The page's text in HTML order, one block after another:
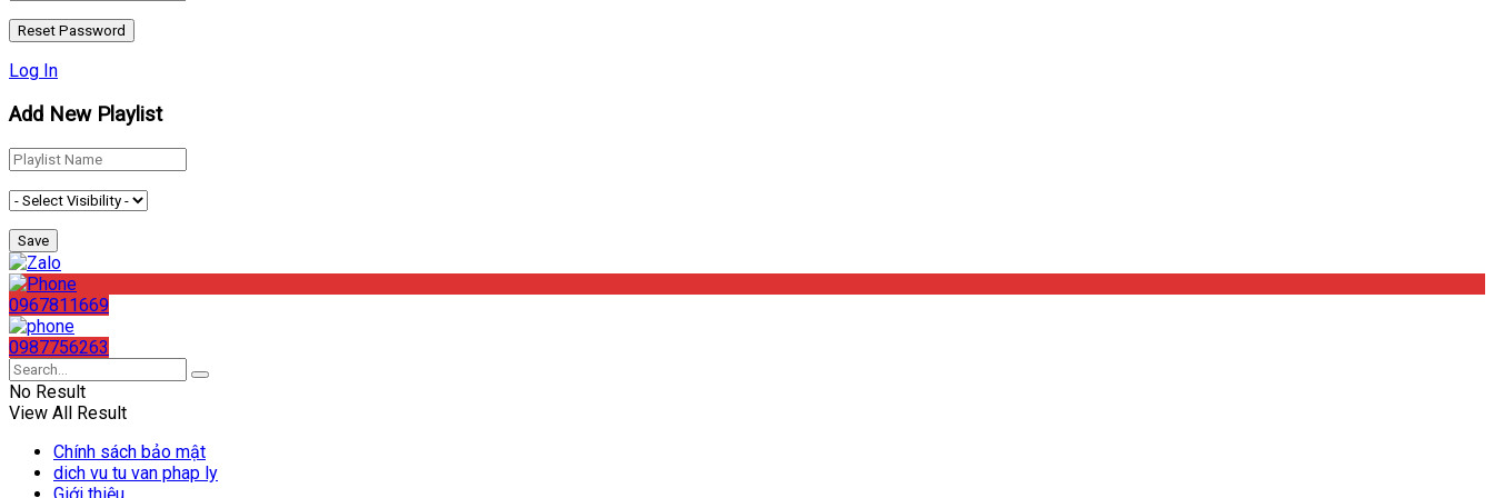
Log In
Add New Playlist
0967811669
0987756263
No Result
View All Result
Chính sách bảo mật
dich vu tu van phap ly
Giới thiệu